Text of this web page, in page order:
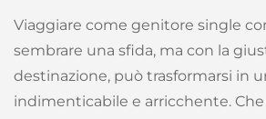
Viaggiare come genitore single
sembrare una sfida, ma con la
destinazione, può trasformarsi in
indimenticabile e arricchente.